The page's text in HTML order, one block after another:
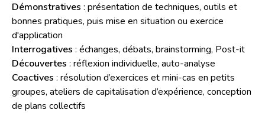
Démonstratives : présentation de techniques, outils et
bonnes pratiques, puis mise en situation ou exercice
d'application
Interrogatives : échanges, débats, brainstorming, Post-it
Découvertes : réflexion individuelle, auto-analyse
Coactives : résolution d’exercices et mini-cas en petits
groupes, ateliers de capitalisation d’expérience, conception
de plans collectifs